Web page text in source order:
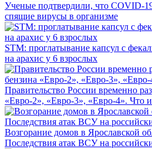
Ученые подтвердили, что COVID-
спящие вирусы в организме
STM: проглатывание капсул с
на арахис у 6 взрослых
Правительство России временно
«Евро-2», «Евро-3», «Евро-4». Что
Возгорание домов в Ярославской
Последствия атак ВСУ на